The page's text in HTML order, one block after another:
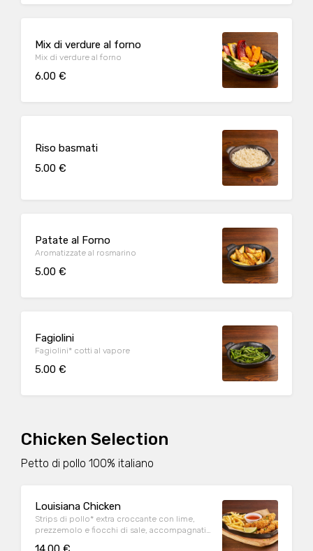
Mix di verdure al forno
Mix di verdure al forno
6.00 €
Riso basmati
5.00 €
Patate al Forno
Aromatizzate al rosmarino
5.00 €
Fagiolini
Fagiolini* cotti al vapore
5.00 €
Chicken Selection
Petto di pollo 100% italiano
Louisiana Chicken
Strips di pollo* extra croccante con lime,
prezzemolo e fiocchi di sale, accompagnati